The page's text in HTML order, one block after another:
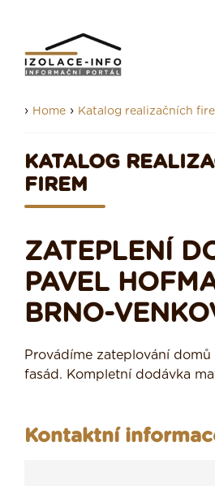
› Home › Katalog realizačních
KATALOG
FIREM
ZATEPLENÍ
PAVEL
BRNO-
Provádíme zateplování
fasád. Kompletní dodávka
Kontaktní